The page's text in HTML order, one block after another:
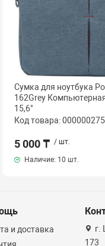
Сумка для ноутбука
162Grey
15,6"
Код товара:
5 000 ₸ / шт.
Наличие: 10 шт.
и доставка
г.
173